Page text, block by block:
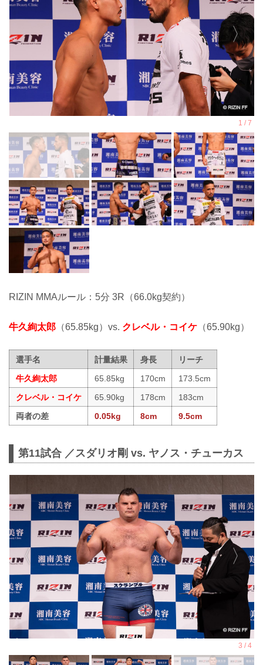
RIZIN MMAルール：5分 3R（66.0kg契約）
牛久絢太郎 （65.85kg）vs. クレベル・コイケ （65.90kg）
選手名 計量結果 身長
リーチ
牛久絢太郎
65.85kg 170cm
173.5cm
クレベル・コイケ
65.90kg 178cm
183cm
両者の差
0.05kg 8cm 9.5cm
第11試合 ／スダリオ剛 vs. ヤノス・チューカス